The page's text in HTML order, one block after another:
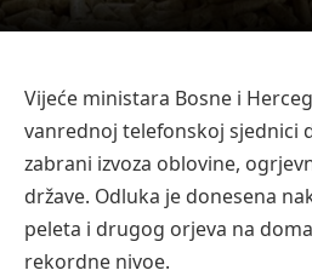
Vijeće ministara Bosne i
vanrednoj telefonskoj sjednici
zabrani izvoza oblovine,
države. Odluka je donesena
peleta i drugog orjeva na
rekordne nivoe.